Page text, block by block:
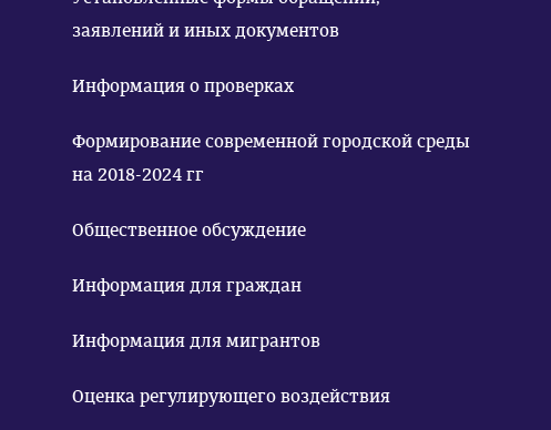
заявлений и иных документов
Информация о проверках
Формирование современной городской среды
на 2018-2024 гг
Общественное обсуждение
Информация для граждан
Информация для мигрантов
Оценка регулирующего воздействия